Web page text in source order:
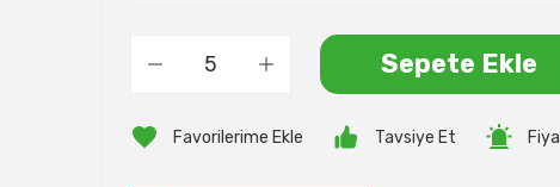
Sepete Ekle
Tavsiye Et